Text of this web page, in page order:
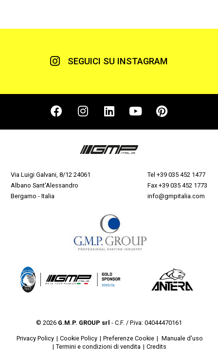
SEGUICI SU INSTAGRAM
Via Luigi Galvani, 8/12 24061
Albano Sant'Alessandro
Bergamo - Italia
Tel +39 035 452 1477
Fax +39 035 452 1773
info@gmpitalia.com
© 2026 G.M.P. GROUP srl - C.F. / P.iva: 04044470161
Privacy Policy Cookie Policy Preferenze Cookie
Manuale d'uso
Termini e condizioni di vendita
Credits